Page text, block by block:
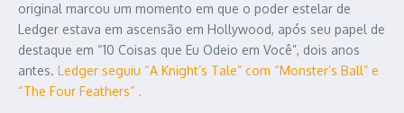
original marcou um momento em que o poder estelar de
Ledger estava em ascensão em Hollywood, após seu papel de
destaque em “10 Coisas que Eu Odeio em Você”, dois anos
antes. Ledger seguiu “A Knight’s Tale” com “Monster’s Ball” e
“The Four Feathers” .